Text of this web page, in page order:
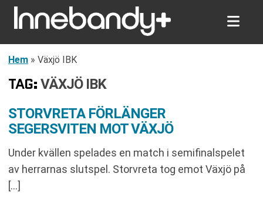
Hem » Växjö IBK
TAG: VÄXJÖ IBK
STORVRETA FÖRLÄNGER
SEGERSVITEN MOT VÄXJÖ
Under kvällen spelades en match i semifinalspelet
av herrarnas slutspel. Storvreta tog emot Växjö på
[…]